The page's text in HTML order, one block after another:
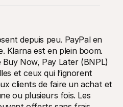
développement et les mises à
API
depuis peu. PayPal en
Klarna est en plein boom.
Buy Now, Pay Later (BNPL)
et ceux qui l’ignorent
clients de faire un achat et
ou plusieurs fois. Les